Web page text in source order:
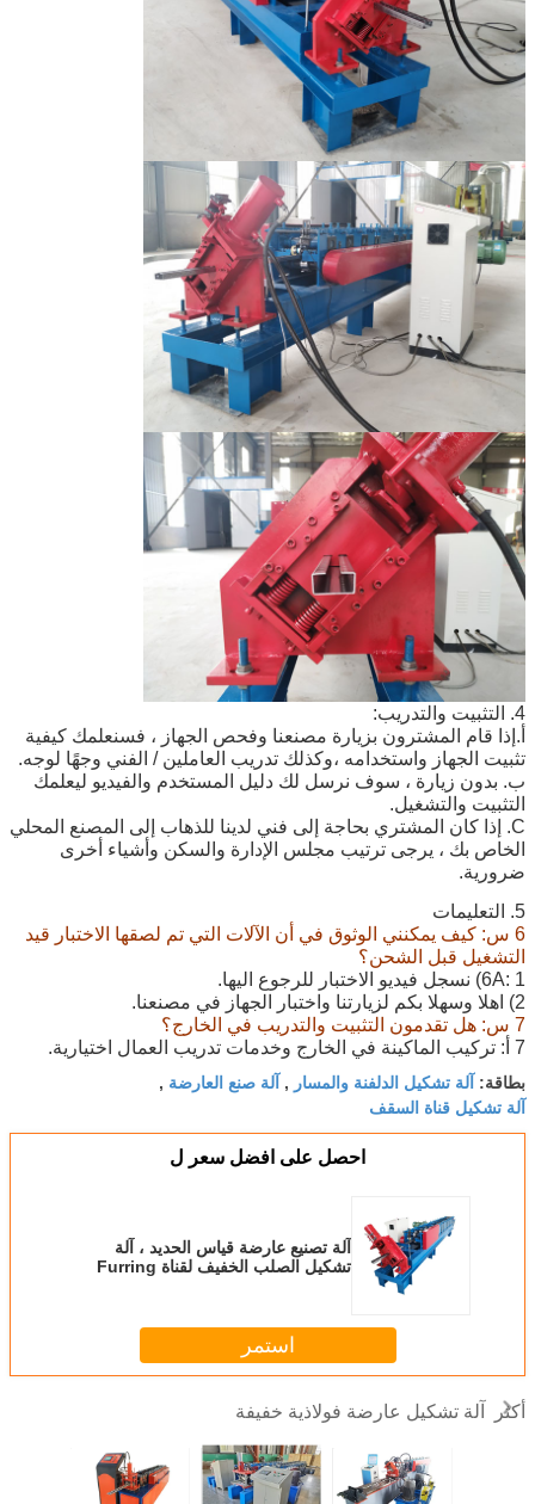
4. التثبيت والتدريب:
أ.إذا قام المشترون بزيارة مصنعنا وفحص الجهاز ، فسنعلمك كيفية
تثبيت الجهاز واستخدامه ،وكذلك تدريب العاملين / الفني وجهًا لوجه.
ب. بدون زيارة ، سوف نرسل لك دليل المستخدم والفيديو ليعلمك
التثبيت والتشغيل.
C. إذا كان المشتري بحاجة إلى فني لدينا للذهاب إلى المصنع المحلي
الخاص بك ، يرجى ترتيب مجلس الإدارة والسكن و أشياء أخرى
ضرورية.
5. التعليمات
6 س: كيف يمكنني الوثوق في أن الآلات التي تم لصقها الاختبار قيد
التشغيل قبل الشحن؟
6A: 1) نسجل فيديو الاختبار للرجوع اليها.
2) اهلا وسهلا بكم لزيارتنا واختبار الجهاز في مصنعنا.
7 س: هل تقدمون التثبيت والتدريب في الخارج؟
7 أ: تركيب الماكينة في الخارج وخدمات تدريب العمال اختيارية.
بطاقة: آلة تشكيل الدلفنة والمسار , آلة صنع العارضة ,
آلة تشكيل قناة السقف
احصل على افضل سعر ل
آلة تصنيع عارضة قياس الحديد ، آلة
تشكيل الصلب الخفيف لقناة Furring
استمر
أكثر آلة تشكيل عارضة فولاذية خفيفة